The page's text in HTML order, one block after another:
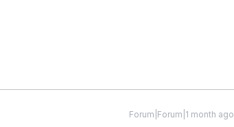
Forum|Forum|1 month ago